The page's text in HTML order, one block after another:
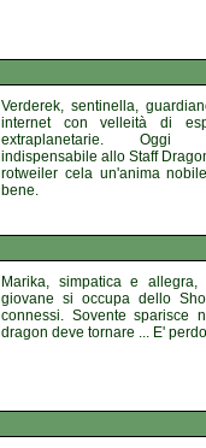
Verderek, sentinella,
internet con velleità di
extraplanetarie. Oggi
indispensabile allo Staff
rotweiler cela un'anima
bene.
Marika, simpatica e
giovane si occupa dello
connessi. Sovente sparisce
dragon deve tornare ... E'